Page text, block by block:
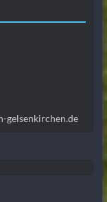
gelsenkirchen.de